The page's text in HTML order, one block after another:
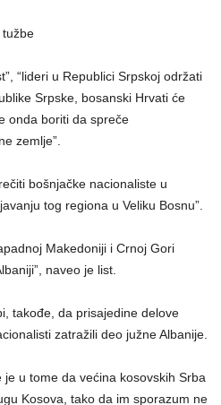
tužbe
“lideri u Republici Srpskoj održati
Srpske, bosanski Hrvati će
onda boriti da spreče
zemlje”.
bošnjačke nacionaliste u
tog regiona u Veliku Bosnu”.
Makedoniji i Crnoj Gori
naveo je list.
takođe, da prisajedine delove
zatražili deo južne Albanije.
u tome da većina kosovskih Srba
Kosova, tako da im sporazum ne